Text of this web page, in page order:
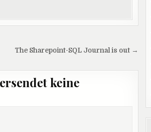
The Sharepoint-SQL Journal is out →
keine